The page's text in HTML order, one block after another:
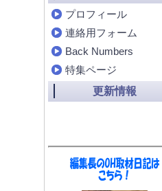
プロフィール
連絡用フォーム
Back Numbers
特集ページ
更新情報